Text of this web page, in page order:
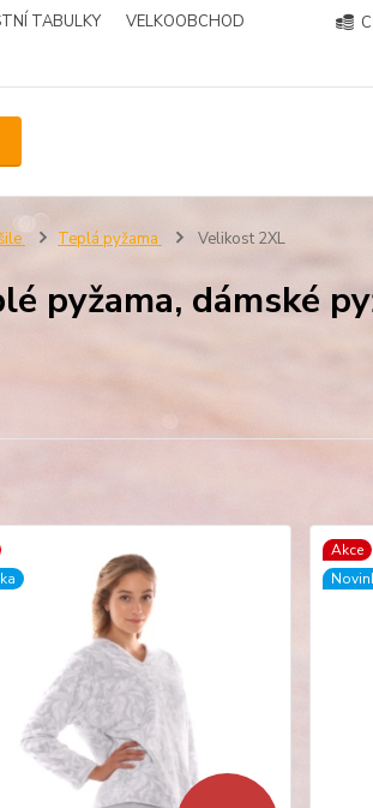
TABULKY
VELKOOBCHOD
Teplá pyžama Velikost 2XL
pyžama, dámské
Akce